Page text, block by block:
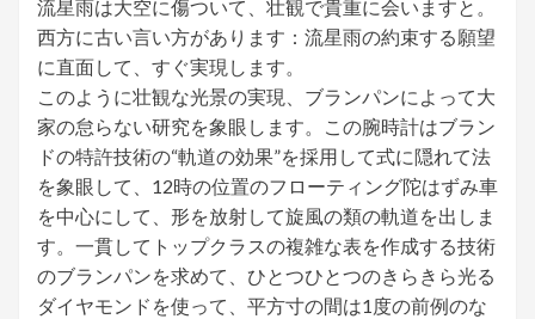
流星雨は大空に傷ついて、壮観で貴重に会いますと。
西方に古い言い方があります：流星雨の約束する願望
に直面して、すぐ実現します。
このように壮観な光景の実現、ブランパンによって大
家の怠らない研究を象眼します。この腕時計はブラン
ドの特許技術の“軌道の効果”を採用して式に隠れて法
を象眼して、12時の位置のフローティング陀はずみ車
を中心にして、形を放射して旋風の類の軌道を出しま
す。一貫してトップクラスの複雑な表を作成する技術
のブランパンを求めて、ひとつひとつのきらきら光る
ダイヤモンドを使って、平方寸の間は1度の前例のな